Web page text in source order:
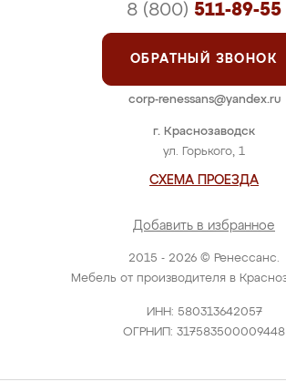
2015 - 2026 © Ренессанс.
Мебель от производителя в
ИНН: 580313642057
ОГРНИП: 317583500009448
г. Краснозаводск
ул. Горького, 1
СХЕМА ПРОЕЗДА
Добавить в избранное
8 (800) 511-89-55
ОБРАТНЫЙ ЗВОНОК
corp-renessans@yandex.ru